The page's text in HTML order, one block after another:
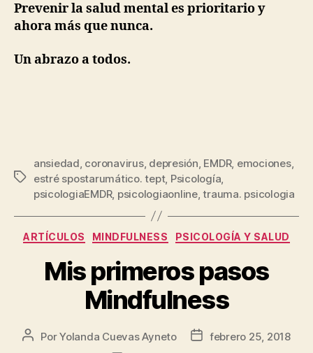
Prevenir la salud mental es prioritario y
ahora más que nunca.
Un abrazo a todos.
ansiedad coronavirus, depresión EMDR, emociones,
estré spostarumático. tept, Psicología
psicologiaEMDR, psicologiaonline,trauma. psicologia
ARTÍCULOS MINDFULNESS PSICOLOGÍA Y SALUD
Mis primeros pasos
Mindfulness
PorYolanda Cuevas Ayneto
febrero 25, 2018